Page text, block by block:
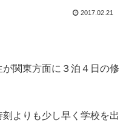
2017.02.21
関東方面に３泊４日の修
よりも少し早く学校を出